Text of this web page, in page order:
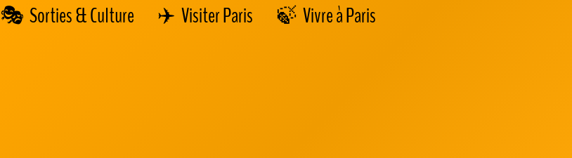
Sorties & Culture Visiter Paris Vivre à Paris